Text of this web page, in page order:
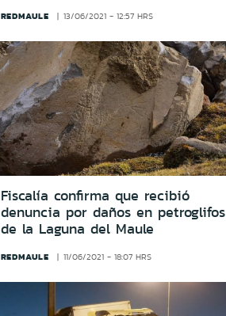
REDMAULE 13/06/2021 - 12:57 HRS
Fiscalía confirma que recibió
denuncia por daños en petroglifos
de la Laguna del Maule
REDMAULE 11/06/2021 - 18:07 HRS